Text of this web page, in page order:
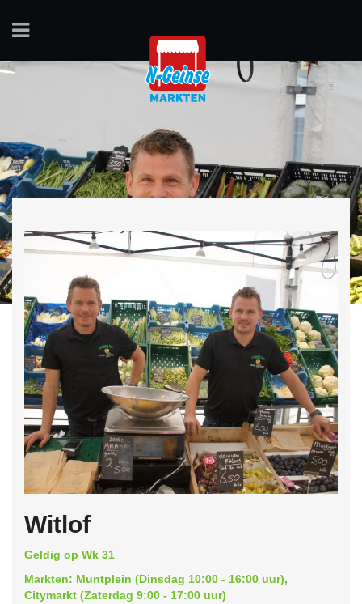
Witlof
Geldig op Wk 31
Markten: Muntplein (Dinsdag 10:00 - 16:00 uur),
Citymarkt (Zaterdag 9:00 - 17:00 uur)